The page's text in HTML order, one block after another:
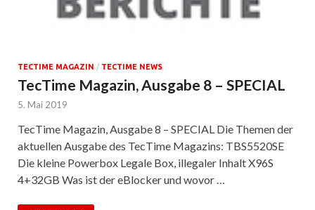
TECTIME MAGAZIN / TECTIME NEWS
TecTime Magazin, Ausgabe 8 – SPECIAL
5. Mai 2019
TecTime Magazin, Ausgabe 8 – SPECIAL Die Themen der
aktuellen Ausgabe des TecTime Magazins: TBS5520SE
Die kleine Powerbox Legale Box, illegaler Inhalt X96S
4+32GB Was ist der eBlocker und wovor …